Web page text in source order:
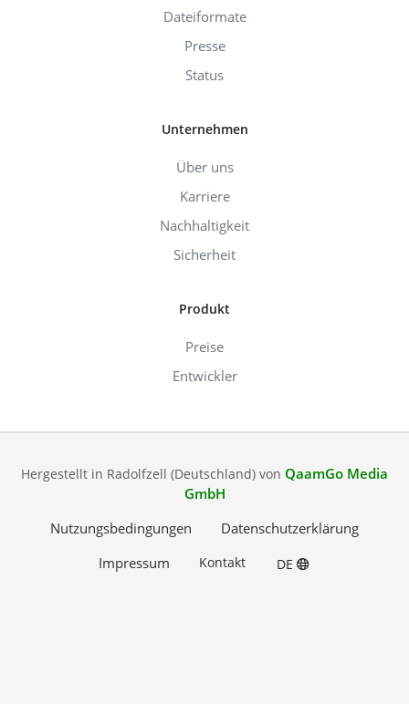
Dateiformate
Presse
Status
Unternehmen
Über uns
Karriere
Nachhaltigkeit
Sicherheit
Produkt
Preise
Entwickler
Hergestellt in Radolfzell (Deutschland) von QaamGo Media
GmbH
Nutzungsbedingungen
Datenschutzerklärung
Impressum
Kontakt DE